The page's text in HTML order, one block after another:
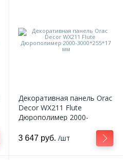
Декоративная панель Orac
Decor WX211 Flute
Дюрополимер 2000-
3 647 руб. /шт